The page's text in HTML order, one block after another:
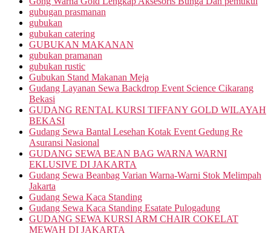
gubugan prasmanan
gubukan
gubukan catering
GUBUKAN MAKANAN
gubukan pramanan
gubukan rustic
Gubukan Stand Makanan Meja
Gudang Layanan Sewa Backdrop Event Science Cikarang
Bekasi
GUDANG RENTAL KURSI TIFFANY GOLD WILAYAH
BEKASI
Gudang Sewa Bantal Lesehan Kotak Event Gedung Re
Asuransi Nasional
GUDANG SEWA BEAN BAG WARNA WARNI
EKLUSIVE DI JAKARTA
Gudang Sewa Beanbag Varian Warna-Warni Stok Melimpah
Jakarta
Gudang Sewa Kaca Standing
Gudang Sewa Kaca Standing Esatate Pulogadung
GUDANG SEWA KURSI ARM CHAIR COKELAT
MEWAH DI JAKARTA